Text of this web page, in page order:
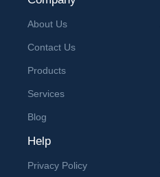
About Us
Contact Us
Products
Services
Blog
Help
Privacy Policy